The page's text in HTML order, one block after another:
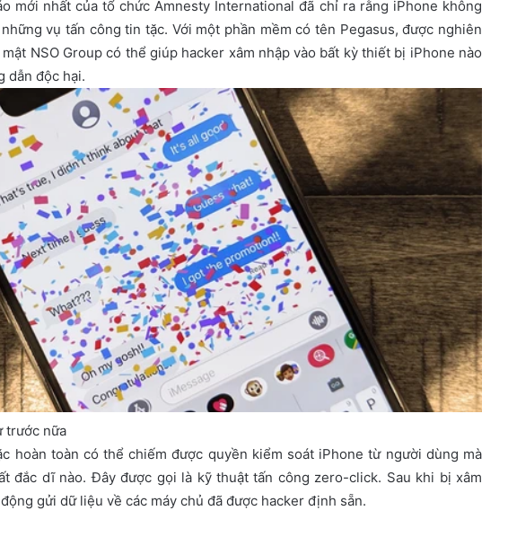
mới nhất của tổ chức Amnesty International đã chỉ ra rằng iPhone không
vụ tấn công tin tặc. Với một phần mềm có tên Pegasus, được nghiên
NSO Group có thể giúp hacker xâm nhập vào bất kỳ thiết bị iPhone nào
dẫn độc hại.
trước nữa
hoàn toàn có thể chiếm được quyền kiểm soát iPhone từ người dùng mà
đắc dĩ nào. Đây được gọi là kỹ thuật tấn công zero-click. Sau khi bị xâm
gửi dữ liệu về các máy chủ đã được hacker định sẵn.